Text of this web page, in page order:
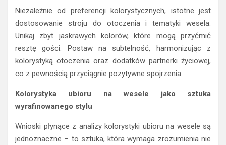
Niezależnie od preferencji kolorystycznych, istotne jest
dostosowanie stroju do otoczenia i tematyki wesela.
Unikaj zbyt jaskrawych kolorów, które mogą przyćmić
resztę gości. Postaw na subtelność, harmonizując z
kolorystyką otoczenia oraz dodatków partnerki życiowej,
co z pewnością przyciągnie pozytywne spojrzenia.
Kolorystyka ubioru na wesele jako sztuka
wyrafinowanego stylu
Wnioski płynące z analizy kolorystyki ubioru na wesele są
jednoznaczne – to sztuka, która wymaga zrozumienia nie